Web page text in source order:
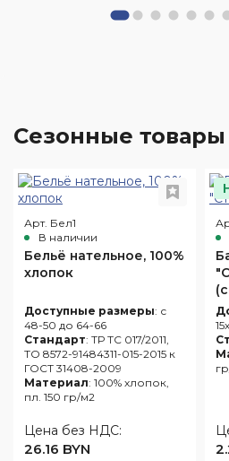
Сезонные товары
Арт. Бел1
В наличии
Бельё нательное, 100%
хлопок
Доступные размеры: с
48-50 до 64-66
Стандарт: ТР ТС 017/2011,
ТО 8572-91484311-015-2015 к
ГОСТ 31408-2009
Материал: 100% хлопок,
пл. 150 гр/м2
Цена без НДС:
26.16 BYN